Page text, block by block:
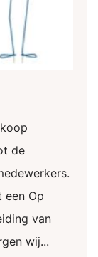
de
een Op
van
wij...